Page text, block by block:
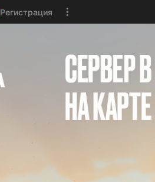
Регистрация